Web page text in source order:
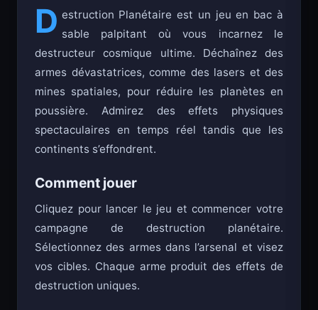
D estruction Planétaire est un jeu en bac à
sable palpitant où vous incarnez le
destructeur cosmique ultime. Déchaînez des
armes dévastatrices, comme des lasers et des
mines spatiales, pour réduire les planètes en
poussière. Admirez des effets physiques
spectaculaires en temps réel tandis que les
continents s’effondrent.
Comment jouer
Cliquez pour lancer le jeu et commencer votre
campagne de destruction planétaire.
Sélectionnez des armes dans l’arsenal et visez
vos cibles. Chaque arme produit des effets de
destruction uniques.